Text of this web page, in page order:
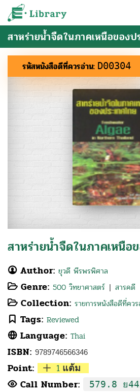
Skip
e-Library
สาหร่ายน้ำจืดในภาคเหนือของป
รหัสหนังสือดีที่ควรอ่าน: D00304
สาหร่ายน้ำจืดในภาคเหนือ
Author: ยุวดี พีรพรพิศาล
Genre: 500 วิทยาศาสตร์ | สารคดี
Collection: รายการหนังสือดีที่คว
Tags: Reviewed
Language: Thai
ISBN: 9789746566346
Point: 1 แต้ม
Call Number: 579.8 ย